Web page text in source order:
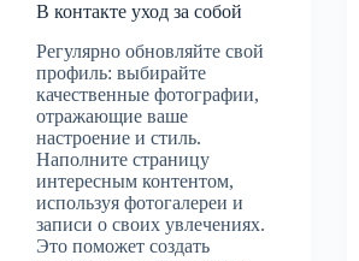
В контакте уход за собой
Регулярно обновляйте свой
профиль: выбирайте
качественные фотографии,
отражающие ваше
настроение и стиль.
Наполните страницу
интересным контентом,
используя фотогалереи и
записи о своих увлечениях.
Это поможет создать